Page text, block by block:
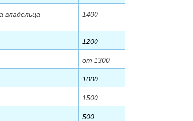
владельца
1400
1200
от 1300
1000
1500
500